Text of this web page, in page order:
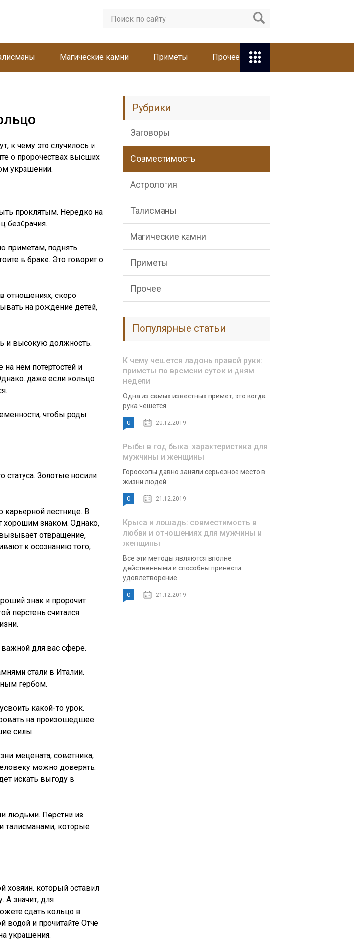
Магические камни Приметы Прочее
к чему это случилось и
о пророчествах высших
украшении.
проклятым. Нередко на
безбрачия.
приметам, поднять
в браке. Это говорит о
отношениях, скоро
на рождение детей,
и высокую должность.
нем потертостей и
даже если кольцо
чтобы роды
статуса. Золотые носили
лестнице. В
хорошим знаком. Однако,
отвращение,
к осознанию того,
знак и пророчит
перстень считался
для вас сфере.
стали в Италии.
гербом.
какой-то урок.
на произошедшее
силы.
мецената, советника,
можно доверять.
искать выгоду в
людьми. Перстни из
талисманами, которые
хозяин, который оставил
А значит, для
сдать кольцо в
водой и прочитайте Отче
украшения.
Рубрики
Заговоры
Совместимость
Астрология
Талисманы
Магические камни
Приметы
Прочее
Популярные статьи
К чему чешется ладонь правой руки:
приметы по времени суток и дням
недели
Одна из самых известных примет, это когда
рука чешется.
0 20.12.2019
Рыбы в год быка: характеристика для
мужчины и женщины
Гороскопы давно заняли серьезное место в
жизни людей.
0 21.12.2019
Крыса и лошадь: совместимость в
любви и отношениях для мужчины и
женщины
Все эти методы являются вполне
действенными и способны принести
удовлетворение.
0 21.12.2019